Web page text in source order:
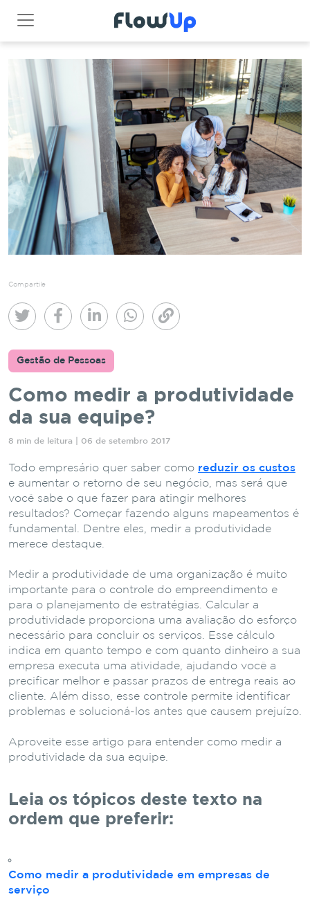
Compartile
Gestão de Pessoas
Como medir a produtividade
da sua equipe?
8 min de leitura | 06 de setembro 2017
Todo empresário quer saber como reduzir os custos
e aumentar o retorno de seu negócio, mas será que
você sabe o que fazer para atingir melhores
resultados? Começar fazendo alguns mapeamentos é
fundamental. Dentre eles, medir a produtividade
merece destaque.
Medir a produtividade de uma organização é muito
importante para o controle do empreendimento e
para o planejamento de estratégias. Calcular a
produtividade proporciona uma avaliação do esforço
necessário para concluir os serviços. Esse cálculo
indica em quanto tempo e com quanto dinheiro a sua
empresa executa uma atividade, ajudando você a
precificar melhor e passar prazos de entrega reais ao
cliente. Além disso, esse controle permite identificar
problemas e solucioná-los antes que causem prejuízo.
Aproveite esse artigo para entender como medir a
produtividade da sua equipe.
Leia os tópicos deste texto na
ordem que preferir:
Como medir a produtividade em empresas de
serviço